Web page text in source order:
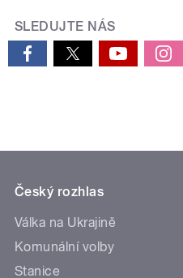
SLEDUJTE NÁS
Český rozhlas
Válka na Ukrajině
Komunální volby
Stanice